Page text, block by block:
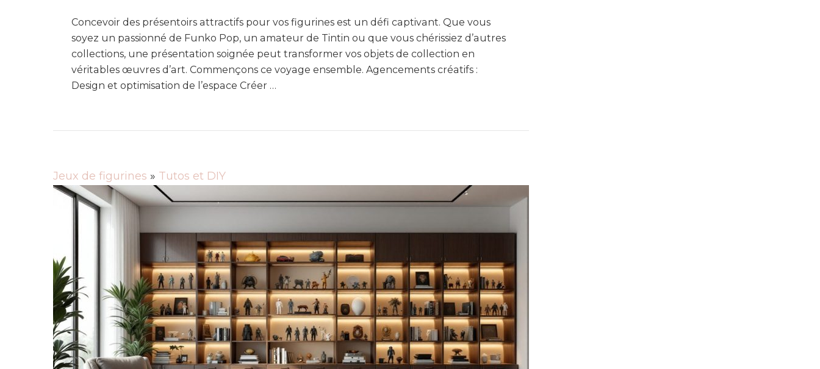
Concevoir des présentoirs attractifs pour vos figurines est un défi captivant. Que vous
soyez un passionné de Funko Pop, un amateur de Tintin ou que vous chérissiez d’autres
collections, une présentation soignée peut transformer vos objets de collection en
véritables œuvres d’art. Commençons ce voyage ensemble. Agencements créatifs :
Design et optimisation de l’espace Créer …
Jeux de figurines » Tutos et DIY